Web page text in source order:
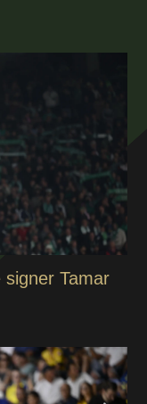
Tamar